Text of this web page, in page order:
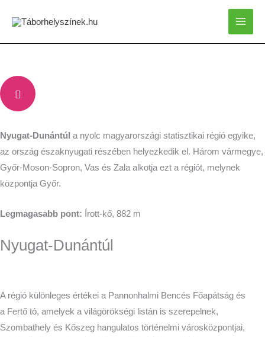
Nyugat-Dunántúl a nyolc magyarországi statisztikai régió egyike,
az ország északnyugati részében helyezkedik el. Három vármegye,
Győr-Moson-Sopron, Vas és Zala alkotja ezt a régiót, melynek
központja Győr.
Legmagasabb pont: Írott-kő, 882 m
Nyugat-Dunántúl
A régió különleges értékei a Pannonhalmi Bencés Főapátság és
a Fertő tó, amelyek a világörökségi listán is szerepelnek,
Szombathely és Kőszeg hangulatos történelmi városközpontjai,